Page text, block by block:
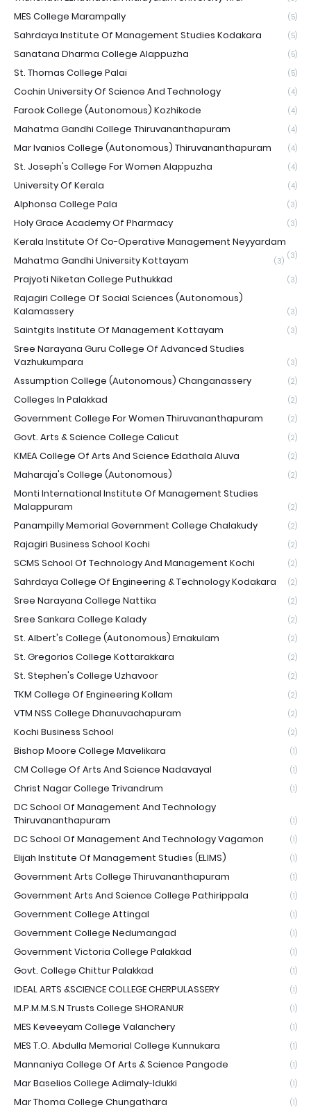
MES College Marampally (5)
Sahrdaya Institute Of Management Studies Kodakara (5)
Sanatana Dharma College Alappuzha (5)
St. Thomas College Palai (5)
Cochin University Of Science And Technology (4)
Farook College (Autonomous) Kozhikode (4)
Mahatma Gandhi College Thiruvananthapuram (4)
Mar Ivanios College (Autonomous) Thiruvananthapuram (4)
St. Joseph's College For Women Alappuzha (4)
University Of Kerala (4)
Alphonsa College Pala (3)
Holy Grace Academy Of Pharmacy (3)
Kerala Institute Of Co-Operative Management Neyyardam
(3)
Mahatma Gandhi University Kottayam (3)
Prajyoti Niketan College Puthukkad (3)
Rajagiri College Of Social Sciences (Autonomous)
Kalamassery
(3)
Saintgits Institute Of Management Kottayam (3)
Sree Narayana Guru College Of Advanced Studies
Vazhukumpara
(3)
Assumption College (Autonomous) Changanassery (2)
Colleges In Palakkad (2)
Government College For Women Thiruvananthapuram (2)
Govt. Arts & Science College Calicut (2)
KMEA College Of Arts And Science Edathala Aluva (2)
Maharaja's College (Autonomous) (2)
Monti International Institute Of Management Studies
Malappuram
(2)
Panampilly Memorial Government College Chalakudy (2)
Rajagiri Business School Kochi (2)
SCMS School Of Technology And Management Kochi (2)
Sahrdaya College Of Engineering & Technology Kodakara (2)
Sree Narayana College Nattika (2)
Sree Sankara College Kalady (2)
St. Albert's College (Autonomous) Ernakulam (2)
St. Gregorios College Kottarakkara (2)
St. Stephen's College Uzhavoor (2)
TKM College Of Engineering Kollam (2)
VTM NSS College Dhanuvachapuram (2)
Kochi Business School (2)
Bishop Moore College Mavelikara (1)
CM College Of Arts And Science Nadavayal (1)
Christ Nagar College Trivandrum (1)
DC School Of Management And Technology
Thiruvananthapuram
(1)
DC School Of Management And Technology Vagamon (1)
Elijah Institute Of Management Studies (ELIMS) (1)
Government Arts College Thiruvananthapuram (1)
Government Arts And Science College Pathirippala (1)
Government College Attingal (1)
Government College Nedumangad (1)
Government Victoria College Palakkad (1)
Govt. College Chittur Palakkad (1)
IDEAL ARTS &SCIENCE COLLEGE CHERPULASSERY (1)
M.P.M.M.S.N Trusts College SHORANUR (1)
MES Keveeyam College Valanchery (1)
MES T.O. Abdulla Memorial College Kunnukara (1)
Mannaniya College Of Arts & Science Pangode (1)
Mar Baselios College Adimaly-Idukki (1)
Mar Thoma College Chungathara (1)